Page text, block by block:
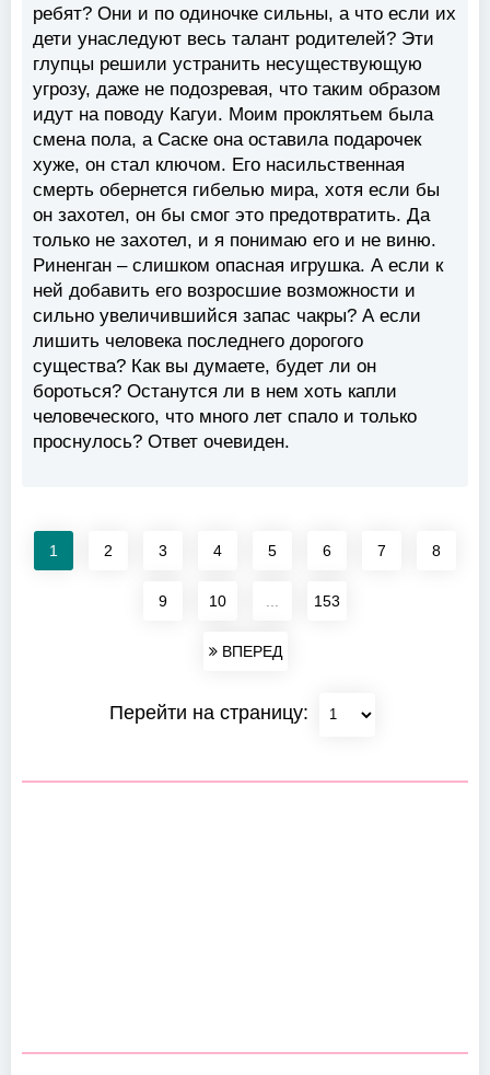
ребят? Они и по одиночке сильны, а что если их
дети унаследуют весь талант родителей? Эти
глупцы решили устранить несуществующую
угрозу, даже не подозревая, что таким образом
идут на поводу Кагуи. Моим проклятьем была
смена пола, а Саске она оставила подарочек
хуже, он стал ключом. Его насильственная
смерть обернется гибелью мира, хотя если бы
он захотел, он бы смог это предотвратить. Да
только не захотел, и я понимаю его и не виню.
Риненган – слишком опасная игрушка. А если к
ней добавить его возросшие возможности и
сильно увеличившийся запас чакры? А если
лишить человека последнего дорогого
существа? Как вы думаете, будет ли он
бороться? Останутся ли в нем хоть капли
человеческого, что много лет спало и только
проснулось? Ответ очевиден.
1 2 3 4 5 6 7 8
9 10 153
ВПЕРЕД
Перейти на страницу: